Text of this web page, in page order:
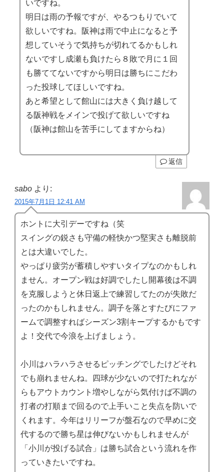
いですね。
明日は雨の予報ですが、やるつもりでいて
欲しいですね。阪神は雨で中止になると予
想していそうで気持ちが切れてるかもしれ
ないですし成瀬も負けたら８敗で月に１回
も勝ててないですから明日は勝ちにこだわ
った投球してほしいですね。
あと希望として館山には大きく負け越して
る阪神戦をメインで投げて欲しいですね
（阪神は館山を苦手にしてますからね）
返信
sabo より:
2015年7月1日 12:41 AM
ホントに大引デーですね（笑
スイングの鋭さも守備の軽快かつ堅実さも離脱前
とは大違いでした。
やっぱり疲労が蓄積しやすいタイプなのかもしれ
ません。オープン戦は好調でしたし開幕後は不調
を克服しようと休日返上で練習してたのが失敗だ
ったのかもしれません。調子を落とすたびにファ
ームで調整すればシーズン3割キープするかもです
よ！交代で今浪を上げましょう。
小川はハラハラさせるピッチングでしたけどそれ
でも崩れませんね。四球が少ないので打たれなが
らもアウトカウント増やしながら気付けば不調の
打者の打順まで回るので上手いこと失点を防いで
くれます。今年はリリーフが盤石なので早めに交
代するので勝ち星は伸びないかもしれませんが
「小川が投げる試合」は勝ち試合という流れを作
っていきたいですね。